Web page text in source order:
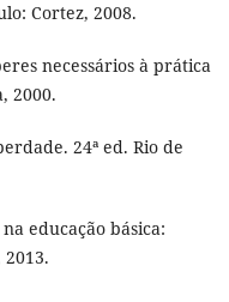
Cortez, 2008.
necessários à prática
2000.
24ª ed. Rio de
educação básica: